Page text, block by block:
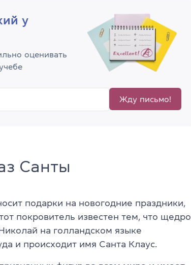
у
оценивать
Жду письмо!
Санты
подарки на новогодние праздники,
покровитель известен тем, что щедро
на голландском языке
и происходит имя Санта Клаус.